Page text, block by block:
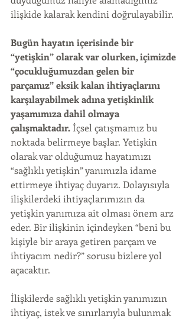
ilişkide kalarak kendini doğrulayabilir.
Bugün hayatın içerisinde bir
“yetişkin” olarak var olurken, içimizde
“çocukluğumuzdan gelen bir
parçamız” eksik kalan ihtiyaçlarını
karşılayabilmek adına yetişkinlik
yaşamımıza dahil olmaya
çalışmaktadır. İçsel çatışmamız bu
noktada belirmeye başlar. Yetişkin
olarak var olduğumuz hayatımızı
“sağlıklı yetişkin” yanımızla idame
ettirmeye ihtiyaç duyarız. Dolayısıyla
ilişkilerdeki ihtiyaçlarımızın da
yetişkin yanımıza ait olması önem arz
eder. Bir ilişkinin içindeyken “beni bu
kişiyle bir araya getiren parçam ve
ihtiyacım nedir?” sorusu bizlere yol
açacaktır.
İlişkilerde sağlıklı yetişkin yanımızın
ihtiyaç, istek ve sınırlarıyla bulunmak